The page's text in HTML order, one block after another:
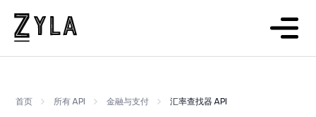
首页 所有 API 金融与支付 汇率查找器 API